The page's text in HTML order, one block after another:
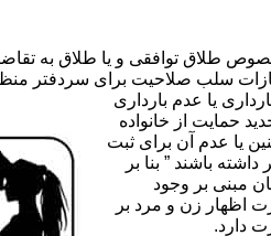
سلب صلاحیت برای سردفتر
یا عدم بارداری
نمایند.( ماده ۳۱ ) ماده ۳۱ قانون جدید حمایت از خانواده
یا عدم آن برای ثبت
باشند ” بنا بر
مبنی بر وجود
اظهار زن و مرد بر
دارد.